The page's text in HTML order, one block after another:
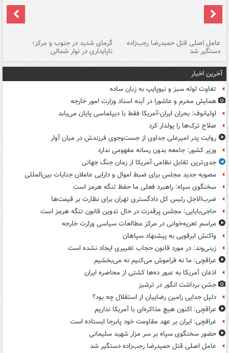
عامل اصلی قتل حمیدرضا رجب‌زاده
دستگیر شد
گرمای شدید در جنوب و مرکز؛
ناپایداری در نوار شمالی
آخرین اخبار
تفاوت لوله سبز و نیوپایپ به زبان ساده
همایش محرم و عاشورا در آینه اسناد وزارت امور خارجه
اولیانوف: بحران ایران-آمریکا فقط با دیپلماسی پایان می‌یابد
صلاح ترک‌ها را پولدار کرد
روایت پدر امیرعلی جداوی از جست‌وجوی فرزندش در میان آوار
وزیر کشور: جامعه بدون رسانه مفهومی ندارد
جدی‌ترین تقابل نظامی آمریکا از زمان جنگ جهانی
مصوبه جدید مجلس برای ضبط اموال و دارایی عاملان جنایات بین‌المللی
سخنگوی سپاه: راهبرد فعلی ما حفظ تنگه هرمز است
ضرب‌الاجل رئیس کل دادگستری تهران برای نظارت بر قیمت‌ها
حاجی‌بابایی: مجلس پرقدرت در حال تدوین قانون تنگه هرمز است
مراسم تعزیه‌خوانی در مرکز مطالعات سیاسی وزارت خارجه
واکنش ابرقویی به پیشنهاد سپاهان
زینی‌وند: در مورد قانون حجاب تغییری ایجاد نشده است
عراقچی: ما نه فراموش می‌کنیم نه می‌بخشیم
اذعان آمریکا به عبور ده‌ها کشتی از محاصره ایران
جشن برداشت انگور در ترشیز
دلیل جدایی رامین رضاییان از استقلال چه بود؟
عراقچی: اکنون هیچ مذاکره‌ای با آمریکا نداریم
عراقچی: ایران بر عهد مقاومت خود پابرجا ایستاده است
حضور سخنگوی سپاه بر سر مزار شهید سلیمانی
عامل اصلی قتل حمیدرضا رجب‌زاده دستگیر شد